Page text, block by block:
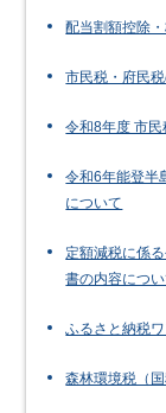
配当割額控除
市民税・府民
令和8年度 市
令和6年能登半
について
定額減税に係
書の内容につ
ふるさと納税
森林環境税（